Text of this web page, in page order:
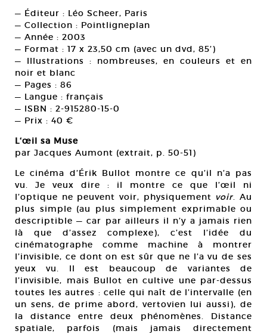
— Éditeur : Léo Scheer, Paris
— Collection : Pointligneplan
— Année : 2003
— Format : 17 x 23,50 cm (avec un dvd, 85’)
— Illustrations : nombreuses, en couleurs et en
noir et blanc
— Pages : 86
— Langue : français
— ISBN : 2-915280-15-0
— Prix : 40 €
L‘œil sa Muse
par Jacques Aumont (extrait, p. 50-51)
Le cinéma d’Érik Bullot montre ce qu’il n’a pas
vu. Je veux dire : il montre ce que l’œil ni
l’optique ne peuvent voir, physiquement voir. Au
plus simple (au plus simplement exprimable ou
descriptible — car par ailleurs il n’y a jamais rien
là que d’assez complexe), c’est l’idée du
cinématographe comme machine à montrer
l’invisible, ce dont on est sûr que ne l’a vu de ses
yeux vu. Il est beaucoup de variantes de
l’invisible, mais Bullot en cultive une par-dessus
toutes les autres : celle qui naît de l’intervalle (en
un sens, de prime abord, vertovien lui aussi), de
la distance entre deux phénomènes. Distance
spatiale, parfois (mais jamais directement